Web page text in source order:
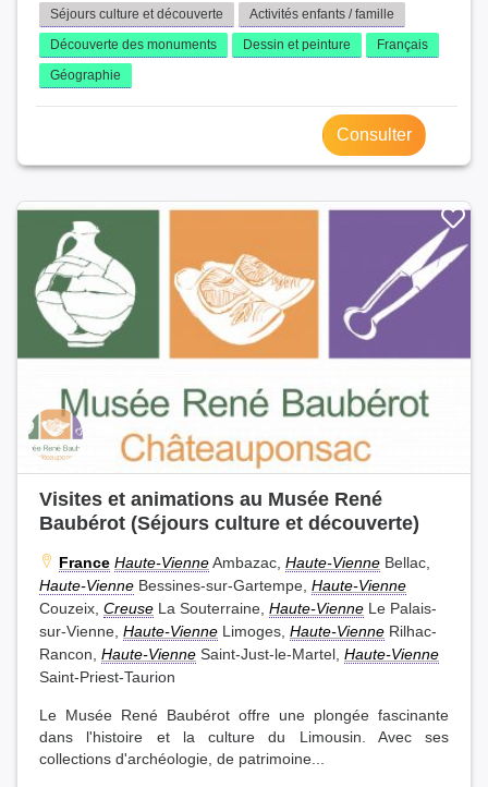
Séjours culture et découverte
Activités enfants / famille
Découverte des monuments
Dessin et peinture
Français
Géographie
Consulter
Visites et animations au Musée René
Baubérot (Séjours culture et découverte)
France Haute-VienneAmbazac, Haute-Vienne Bellac,
Haute-Vienne Bessines-sur-Gartempe, Haute-Vienne
Couzeix, Creuse La Souterraine, Haute-Vienne Le Palais-
sur-Vienne, Haute-Vienne Limoges, Haute-Vienne Rilhac-
Rancon, Haute-Vienne Saint-Just-le-Martel, Haute-Vienne
Saint-Priest-Taurion
Le Musée René Baubérot offre une plongée fascinante
dans l'histoire et la culture du Limousin. Avec ses
collections d'archéologie, de patrimoine...